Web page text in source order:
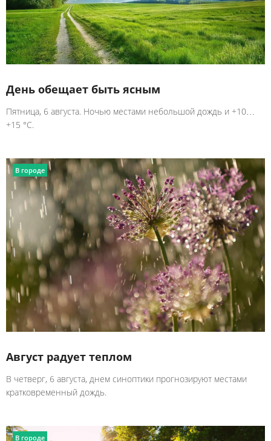
День обещает быть ясным
Пятница, 6 августа. Ночью местами небольшой дождь и +10…
+15 °C.
В городе
Август радует теплом
В четверг, 6 августа, днем синоптики прогнозируют местами
кратковременный дождь.
В городе